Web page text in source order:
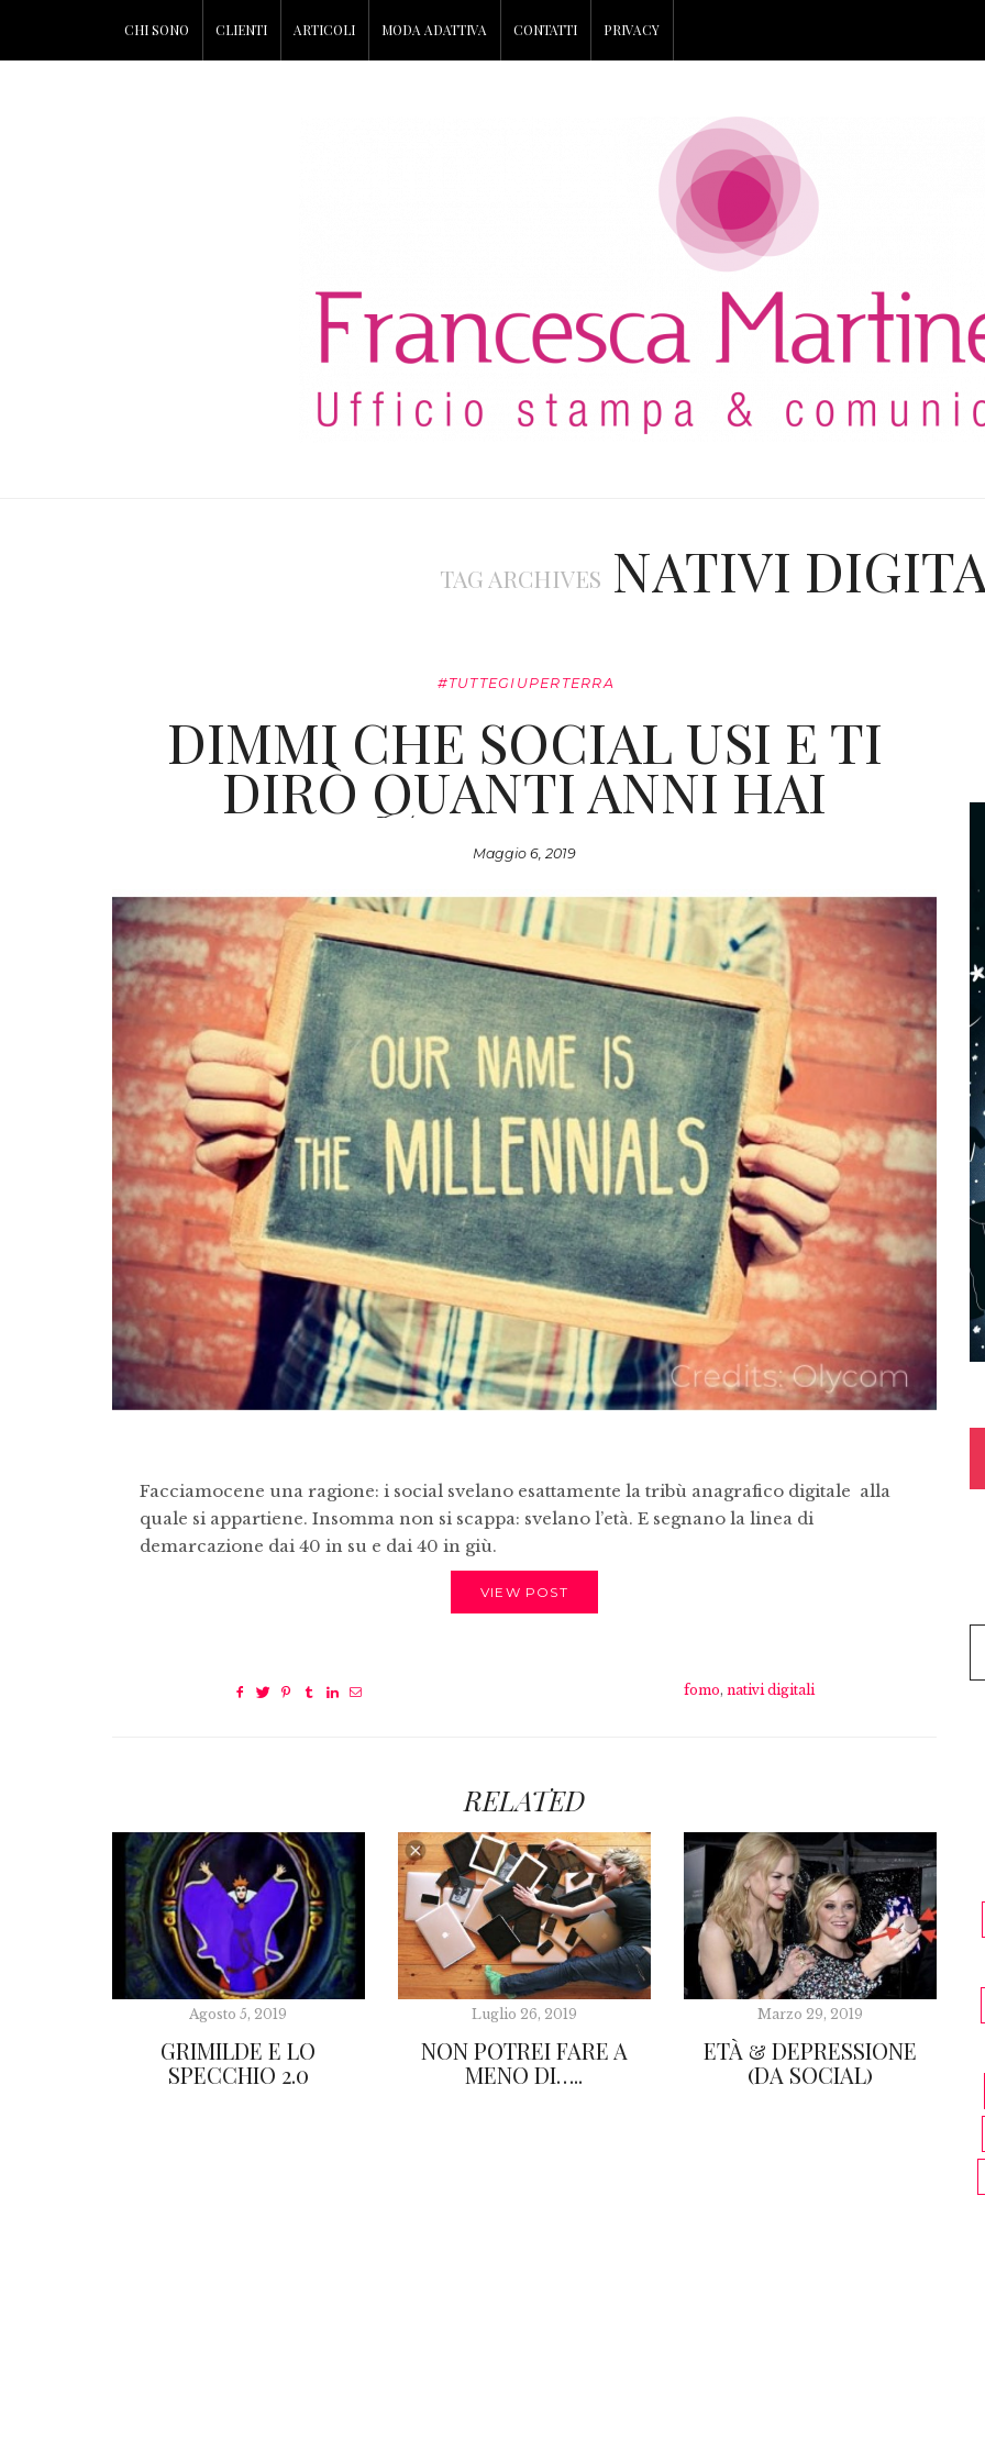
CHI SONO CLIENTI ARTICOLI MODA ADATTIVA CONTATTI PRIVACY
TAG ARCHIVES NATIVI
#TUTTEGIUPERTERRA
DIMMI CHE SOCIAL USI E TI
DIRÒ QUANTI ANNI HAI
Maggio 6, 2019
Facciamocene una ragione: i social svelano esattamente la tribù anagrafico digitale alla
quale si appartiene. Insomma non si scappa: svelano l’età. E segnano la linea di
demarcazione dai 40 in su e dai 40 in giù.
VIEW POST
fomo, nativi digitali
RELATED
Agosto 5, 2019
GRIMILDE E LO
SPECCHIO 2.0
Luglio 26, 2019
NON POTREI FARE A
MENO DI…..
Marzo 29, 2019
ETÀ & DEPRESSIONE
(DA SOCIAL)